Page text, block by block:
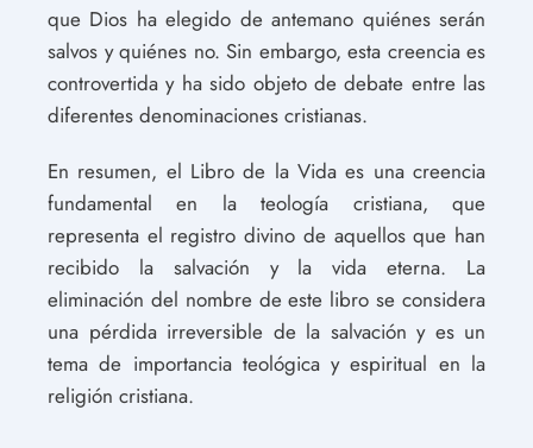
que Dios ha elegido de antemano quiénes serán
salvos y quiénes no. Sin embargo, esta creencia es
controvertida y ha sido objeto de debate entre las
diferentes denominaciones cristianas.
En resumen, el Libro de la Vida es una creencia
fundamental en la teología cristiana, que
representa el registro divino de aquellos que han
recibido la salvación y la vida eterna. La
eliminación del nombre de este libro se considera
una pérdida irreversible de la salvación y es un
tema de importancia teológica y espiritual en la
religión cristiana.